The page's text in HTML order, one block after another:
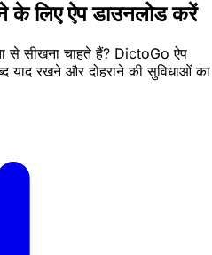
के लिए ऐप डाउनलोड करें
से सीखना चाहते हैं? DictoGo ऐप
रखने और दोहराने की सुविधाओं का